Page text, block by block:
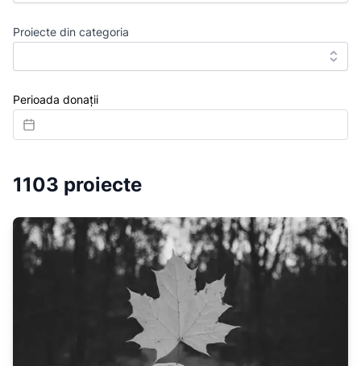
Proiecte din categoria
Perioada donații
1103 proiecte